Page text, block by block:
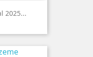
2025...